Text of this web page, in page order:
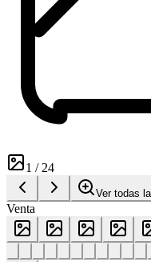
1 /24
Ver todas
Venta